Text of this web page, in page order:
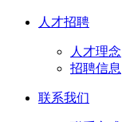
人才招聘
人才理念
招聘信息
联系我们